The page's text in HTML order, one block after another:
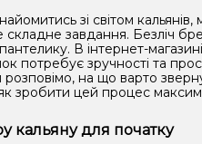
зі світом
складне завдання. Безліч
В інтернет-
потребує зручності та
на що варто
як зробити цей процес
кальяну для початку